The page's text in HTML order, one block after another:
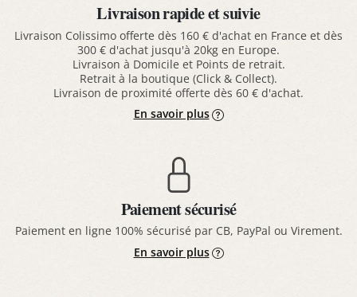
Livraison rapide et suivie
Livraison Colissimo offerte dès 160 € d'achat en France et dès
300 € d'achat jusqu'à 20kg en Europe.
Livraison à Domicile et Points de retrait.
Retrait à la boutique (Click & Collect).
Livraison de proximité offerte dès 60 € d'achat.
En savoir plus
Paiement sécurisé
Paiement en ligne 100% sécurisé par CB, PayPal ou Virement.
En savoir plus